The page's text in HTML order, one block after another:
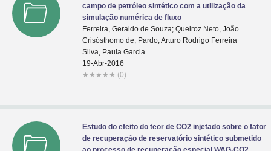
campo de petróleo sintético com a utilização da
simulação numérica de fluxo
Ferreira, Geraldo de Souza; Queiroz Neto, João
Crisósthomo de; Pardo, Arturo Rodrigo Ferreira
Silva, Paula Garcia
19-Abr-2016
★ ★ ★ ★ ★ (0)
Estudo do efeito do teor de CO2 injetado sobre o fator
de recuperação de reservatório sintético submetido